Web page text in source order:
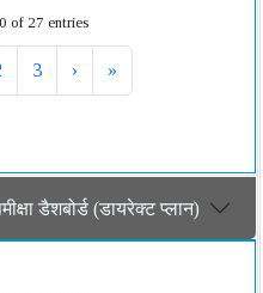
of 27 entries
3 › »
फ्लोटिंग रेट डेब्ट फंड समीक्षा डैशबोर्ड (डायरेक्ट प्लान)